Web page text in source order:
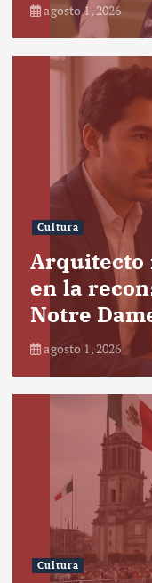
agosto 1, 2026
Cultura
Arquitecto
en la
Notre
agosto 1, 2026
Cultura